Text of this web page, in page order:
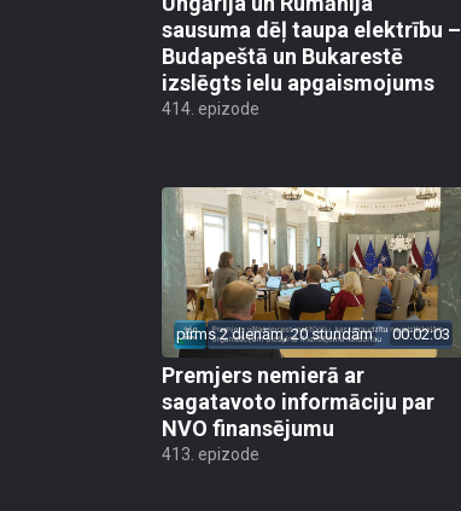
sausuma dēļ taupa elektrību –
Budapeštā un Bukarestē
izslēgts ielu apgaismojums
414. epizode
pirms 2 dienām, 20 stundām 00:02:03
Premjers nemierā ar
sagatavoto informāciju par
NVO finansējumu
413. epizode